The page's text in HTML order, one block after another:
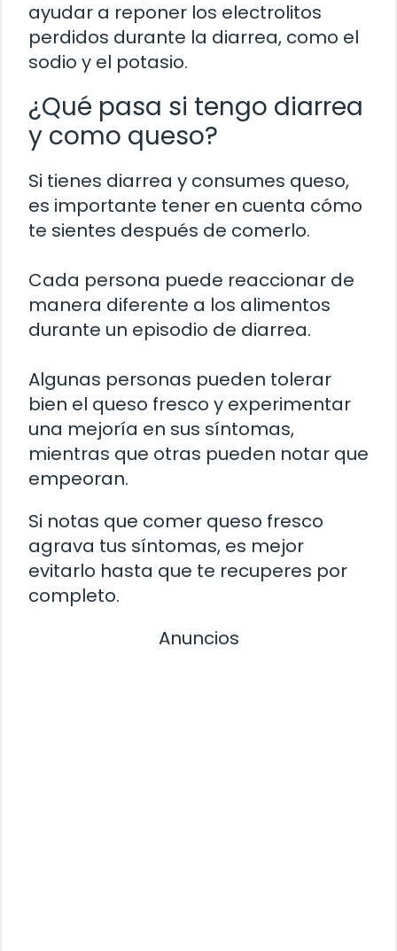
ayudar a reponer los electrolitos
perdidos durante la diarrea, como el
sodio y el potasio.
¿Qué pasa si tengo diarrea
y como queso?
Si tienes diarrea y consumes queso,
es importante tener en cuenta cómo
te sientes después de comerlo.
Cada persona puede reaccionar de
manera diferente a los alimentos
durante un episodio de diarrea.
Algunas personas pueden tolerar
bien el queso fresco y experimentar
una mejoría en sus síntomas,
mientras que otras pueden notar que
empeoran.
Si notas que comer queso fresco
agrava tus síntomas, es mejor
evitarlo hasta que te recuperes por
completo.
Anuncios